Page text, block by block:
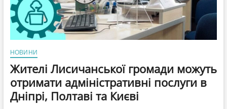
НОВИНИ
Жителі Лисичанської громади можуть
отримати адміністративні послуги в
Дніпрі, Полтаві та Києві